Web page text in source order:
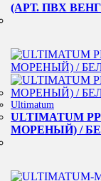
(АРТ. ПВХ
Ultimatum
ULTIMATUM
МОРЕНЫЙ) /